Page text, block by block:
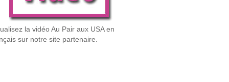
la vidéo Au Pair aux USA en
sur notre site partenaire.